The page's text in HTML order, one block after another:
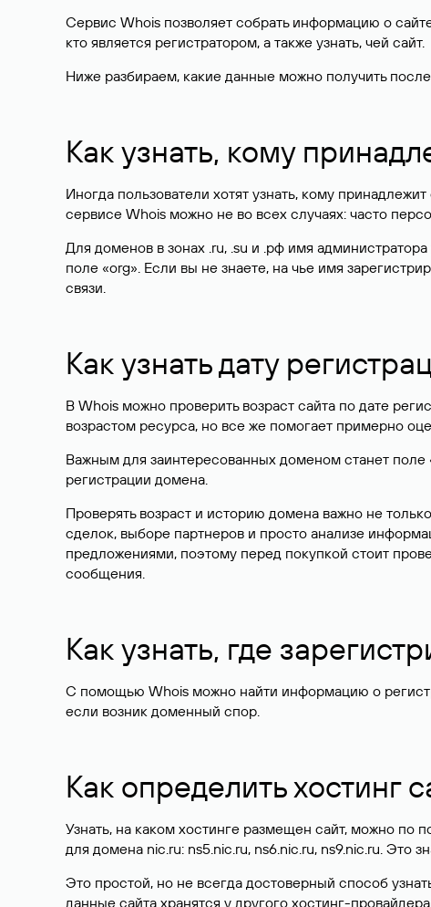
Сервис Whois позволяет собрать информацию о
кто является регистратором, а также узнать, чей сайт.
Ниже разбираем, какие данные можно получить
Как узнать, кому
Иногда пользователи хотят узнать, кому
сервисе Whois можно не во всех случаях: часто
Для доменов в зонах .ru, .su и .рф имя
поле «org». Если вы не знаете, на чье имя
связи.
Как узнать дату
В Whois можно проверить возраст сайта по дате
возрастом ресурса, но все же помогает примерно
Важным для заинтересованных доменом станет поле
регистрации домена.
Проверять возраст и историю домена важно не
сделок, выборе партнеров и просто анализе
предложениями, поэтому перед покупкой стоит
сообщения.
Как узнать, где
С помощью Whois можно найти информацию о
если возник доменный спор.
Как определить хостинг
Узнать, на каком хостинге размещен сайт, можно
для домена nic.ru: ns5.nic.ru, ns6.nic.ru, ns9.nic.ru. Это
Это простой, но не всегда достоверный способ
данные сайта хранятся у другого хостинг-провайдера.